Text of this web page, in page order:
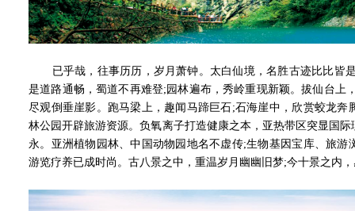
已乎哉，往事历历，岁月萧钟。太白仙境，名胜古迹比比皆
是道路通畅，蜀道不再难登;园林遍布，秀岭重现新颖。拔仙台上
尽观倒垂崖影。跑马梁上，趣闻马蹄巨石;石海崖中，欣赏蛟龙
林公园开辟旅游资源。负氧离子打造健康之本，亚热带区突显国
永。亚洲植物园林、中国动物园地名不虚传;生物基因宝库、旅
游览疗养已成时尚。古八景之中，重温岁月幽幽旧梦;今十景之内